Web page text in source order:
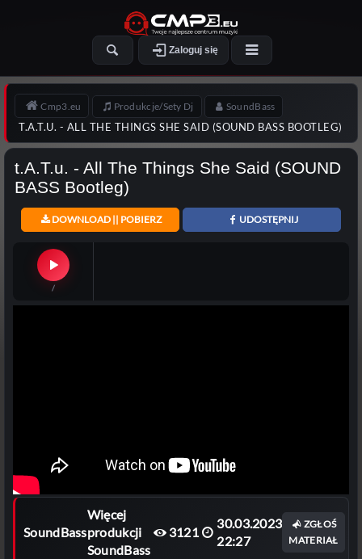
Zaloguj się
Cmp3.eu Produkcje/Sety Dj SoundBass
T.A.T.U. - ALL THE THINGS SHE SAID (SOUND BASS BOOTLEG)
t.A.T.u. - All The Things She Said (SOUND
BASS Bootleg)
DOWNLOAD || POBIERZ UDOSTĘPNIJ
/
SoundBass
Więcej
produkcji
SoundBass
3121
30.03.2023
22:27
ZGŁOŚ
MATERIAŁ